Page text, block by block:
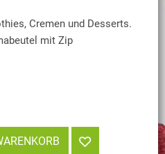
Cremen und Desserts.
mit Zip